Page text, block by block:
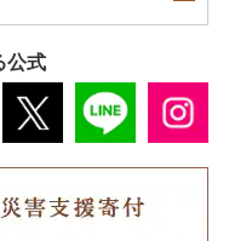
市
市
府町
市
安町
熊町
川町
相馬市
中島村
川内村
珂市
西市
八千代町
古河市
巣市
山町
越谷市
小川町
本庄市
田市
津市
浦安市
松戸市
匝瑳市
田区
島区
西東京市
羽村市
川村
田村
飯綱町
栄村
坂城町
川町
務原市
美濃市
揖斐川町
北方町
島市
岡県（県庁）
牧之原市
菊川市
川市
張旭市
稲沢市
知立市
日進市
本町
石市
田尻町
堺市
大東市
生市
路市
伊丹市
兵庫県（県庁）
播磨町
芝市
井市
橿原市
奈良県（県庁）
下市町
原町
毛市
中土佐町
津市
屋町
宮若市
小竹町
柳川市
島町
良村
山鹿市
甲佐町
錦町
郷町
種子町
出水市
いちき串木野市
湧水町
るま市
手納町
北谷町
宮古島市
座間味村
公式